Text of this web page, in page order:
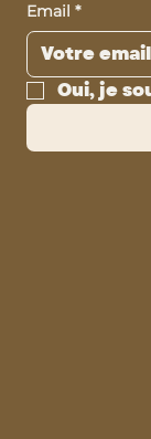
Email *
Oui, je